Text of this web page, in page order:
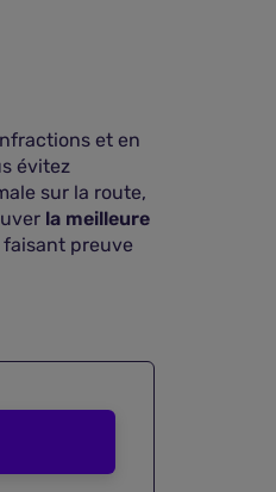
et en
évitez
sur la route,
la meilleure
preuve